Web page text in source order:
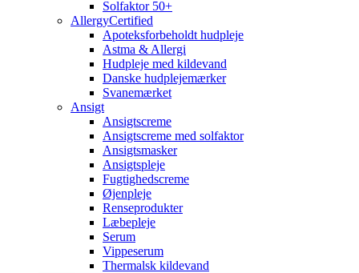
Solfaktor 50+
AllergyCertified
Apoteksforbeholdt hudpleje
Astma & Allergi
Hudpleje med kildevand
Danske hudplejemærker
Svanemærket
Ansigt
Ansigtscreme
Ansigtscreme med solfaktor
Ansigtsmasker
Ansigtspleje
Fugtighedscreme
Øjenpleje
Renseprodukter
Læbepleje
Serum
Vippeserum
Thermalsk kildevand